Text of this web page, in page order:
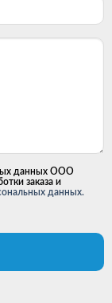
данных ООО
заказа и
данных.